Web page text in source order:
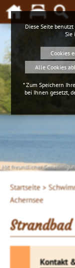
Mit freundlicher
Startseite >
Achernsee
Strandbad
Kontakt
Diese Seite
Sie
Cookies
Alle Cookies
* Zum Speichern
bei Ihnen gesetzt,